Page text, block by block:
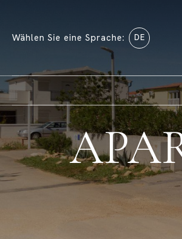
Wählen Sie eine Sprache: DE